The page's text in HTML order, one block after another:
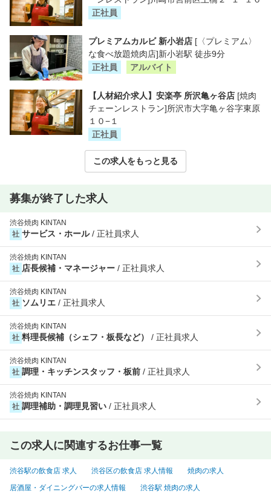
正社員
プレミアムカルビ 新小岩店 [〈プレミアム〉
な食べ放題焼肉店]新小岩駅 徒歩9分
正社員
アルバイト
【人材紹介求人】安楽亭 所沢亀ヶ谷店 [焼肉
チェーンレストラン]所沢市大字亀ヶ谷字東原
１０−１
正社員
この求人をもっと見る
募集が終了した求人
渋谷焼肉 KINTAN
社 サービス・ホール/ 正社員求人
渋谷焼肉 KINTAN
社 店長候補・マネージャー / 正社員求人
渋谷焼肉 KINTAN
社 ソムリエ / 正社員求人
渋谷焼肉 KINTAN
社 料理長候補（シェフ・板長など） / 正社員求人
渋谷焼肉 KINTAN
社 調理・キッチンスタッフ・板前 / 正社員求人
渋谷焼肉 KINTAN
社 調理補助・調理見習い / 正社員求人
この求人に関連するお仕事一覧
渋谷駅の飲食店 求人 渋谷区の飲食店 求人情報
焼肉の求人
居酒屋・ダイニングバーの求人情報
渋谷駅 焼肉の求人